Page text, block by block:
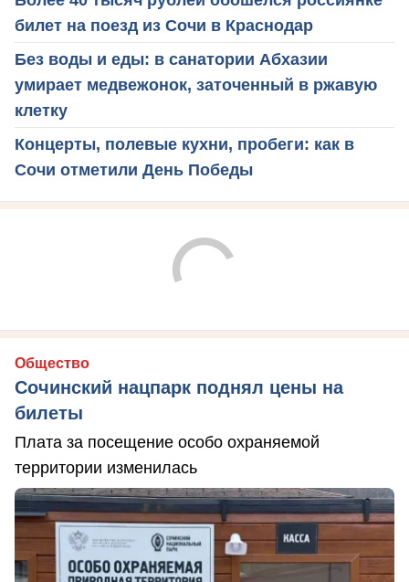
билет на поезд из Сочи в Краснодар
Без воды и еды: в санатории Абхазии
умирает медвежонок, заточенный в ржавую
клетку
Концерты, полевые кухни, пробеги: как в
Сочи отметили День Победы
Общество
Сочинский нацпарк поднял цены на
билеты
Плата за посещение особо охраняемой
территории изменилась